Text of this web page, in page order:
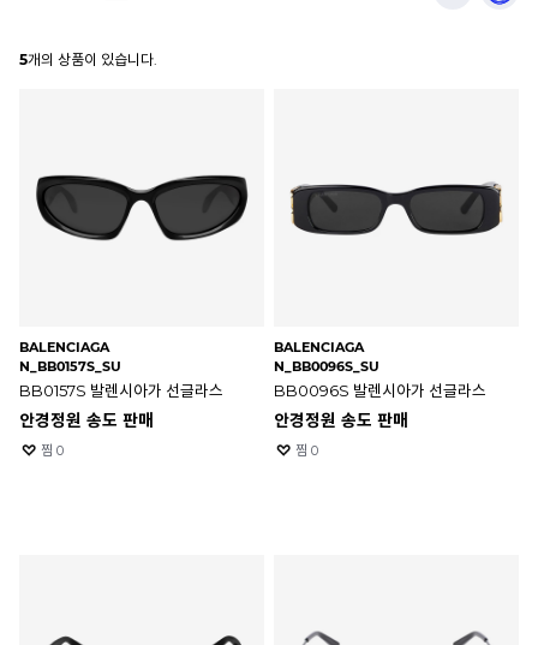
5개의 상품이 있습니다.
BALENCIAGA
N_BB0157S_SU
BB0157S 발렌시아가 선글라스
안경정원 송도 판매
찜 0
BALENCIAGA
N_BB0096S_SU
BB0096S 발렌시아가 선글라스
안경정원 송도 판매
찜 0